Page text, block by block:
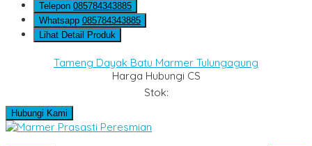
Telepon 085784343885
Whatsapp 085784343885
Lihat Detail Produk
Tameng Dayak Batu Marmer Tulungagung
Harga Hubungi CS
Stok:
Hubungi Kami